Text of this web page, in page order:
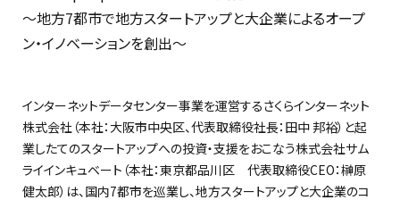
〜地方7都市で地方スタートアップと大企業によるオープ
ン・イノベーションを創出〜
インターネットデータセンター事業を運営するさくらインターネット
株式会社（本社：大阪市中央区、代表取締役社長：田中 邦裕）と起
業したてのスタートアップへの投資・支援をおこなう株式会社サム
ライインキュベート（本社：東京都品川区 代表取締役CEO：榊原
健太郎）は、国内7都市を巡業し、地方スタートアップと大企業のコ